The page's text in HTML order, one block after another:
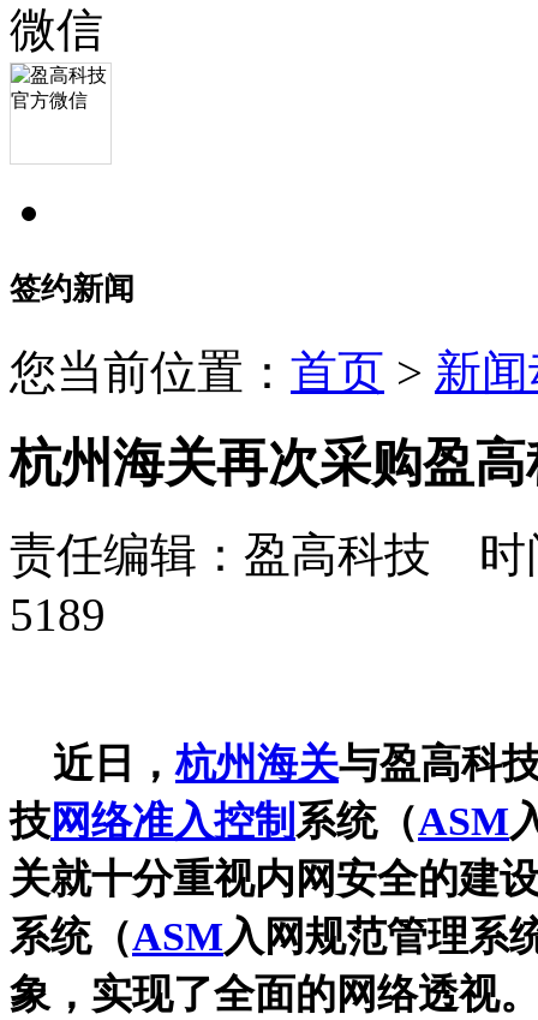
签约新闻
您当前位置： 首页 > 新
杭州海关再次采购盈
责任编辑：盈高科技 时
5189
近日，杭州海关与盈高科
技网络准入控制 系统（ASM
关就十分重视内网安全的建
系统（ASM入网规范管理系
象，实现了全面的网络透视